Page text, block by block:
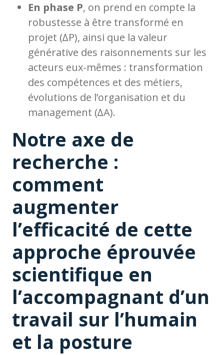
En phase P, on prend en compte la
robustesse à être transformé en
projet (∆P), ainsi que la valeur
générative des raisonnements sur les
acteurs eux-mêmes : transformation
des compétences et des métiers,
évolutions de l’organisation et du
management (∆A).
Notre axe de
recherche :
comment
augmenter
l’efficacité de cette
approche éprouvée
scientifique en
l’accompagnant d’un
travail sur l’humain
et la posture